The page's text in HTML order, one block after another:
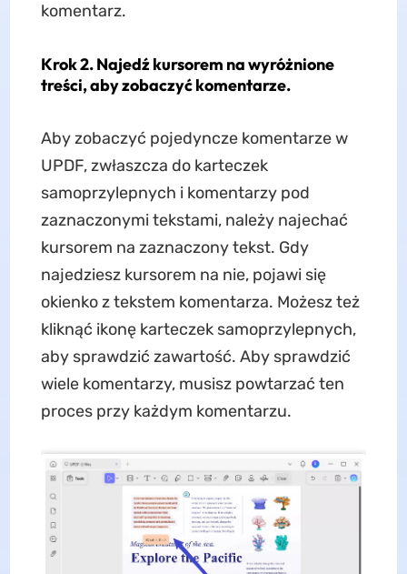
komentarz.
Krok 2. Najedź kursorem na wyróżnione
treści, aby zobaczyć komentarze.
Aby zobaczyć pojedyncze komentarze w
UPDF, zwłaszcza do karteczek
samoprzylepnych i komentarzy pod
zaznaczonymi tekstami, należy najechać
kursorem na zaznaczony tekst. Gdy
najedziesz kursorem na nie, pojawi się
okienko z tekstem komentarza. Możesz też
kliknąć ikonę karteczek samoprzylepnych,
aby sprawdzić zawartość. Aby sprawdzić
wiele komentarzy, musisz powtarzać ten
proces przy każdym komentarzu.